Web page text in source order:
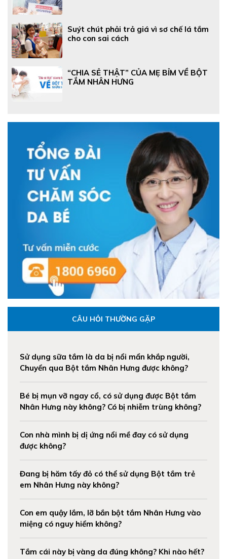
Suýt chút phải trả giá vì sơ chế lá tắm
cho con sai cách
“CHIA SẺ THẬT” CỦA MẸ BỈM VỀ BỘT
TẮM NHÂN HƯNG
CÂU HỎI THƯỜNG GẶP
Sử dụng sữa tắm là da bị nổi mẩn khắp người,
Chuyển qua Bột tắm Nhân Hưng được không?
Bé bị mụn vỡ ngay cổ, có sử dụng được Bột tắm
Nhân Hưng này không? Có bị nhiễm trùng không?
Con nhà mình bị dị ứng nổi mề đay có sử dụng
được không?
Đang bị hăm tấy đỏ có thể sử dụng Bột tắm trẻ
em Nhân Hưng này không?
Con em quậy lắm, lỡ bắn bột tắm Nhân Hưng vào
miệng có nguy hiểm không?
Tắm cái này bị vàng da đúng không? Khi nào hết?